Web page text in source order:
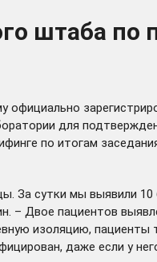
штаба
для
по итогам
За сутки мы выявили
– Двое пациентов
изоляцию,
даже если у